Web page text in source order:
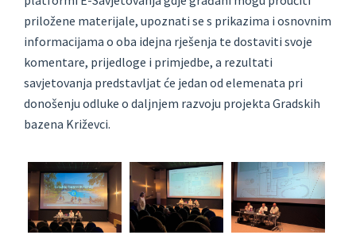
priložene materijale, upoznati se s prikazima i osnovnim
informacijama o oba idejna rješenja te dostaviti svoje
komentare, prijedloge i primjedbe, a rezultati
savjetovanja predstavljat će jedan od elemenata pri
donošenju odluke o daljnjem razvoju projekta Gradskih
bazena Križevci.